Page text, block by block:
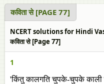
कविता से [PAGE 77]
NCERT solutions for Hindi
कविता से [Page 77]
1
'किंतु कालगति चुपके-चुपके काली